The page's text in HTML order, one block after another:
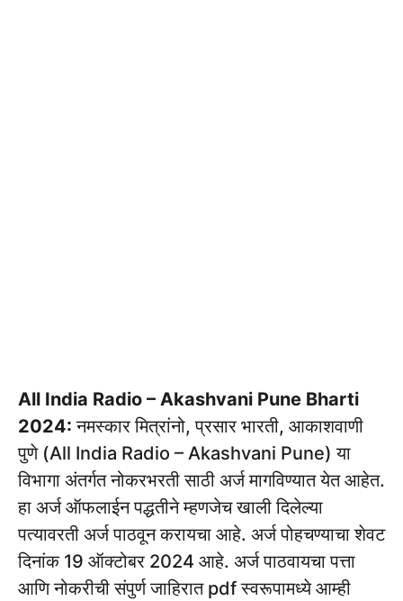
All India Radio – Akashvani Pune Bharti
2024: नमस्कार मित्रांनो, प्रसार भारती, आकाशवाणी
पुणे (All India Radio – Akashvani Pune) या
विभागा अंतर्गत नोकरभरती साठी अर्ज मागविण्यात येत आहेत.
हा अर्ज ऑफलाईन पद्धतीने म्हणजेच खाली दिलेल्या
पत्यावरती अर्ज पाठवून करायचा आहे. अर्ज पोहचण्याचा शेवट
दिनांक 19 ऑक्टोबर 2024 आहे. अर्ज पाठवायचा पत्ता
आणि नोकरीची संपुर्ण जाहिरात pdf स्वरूपामध्ये आम्ही